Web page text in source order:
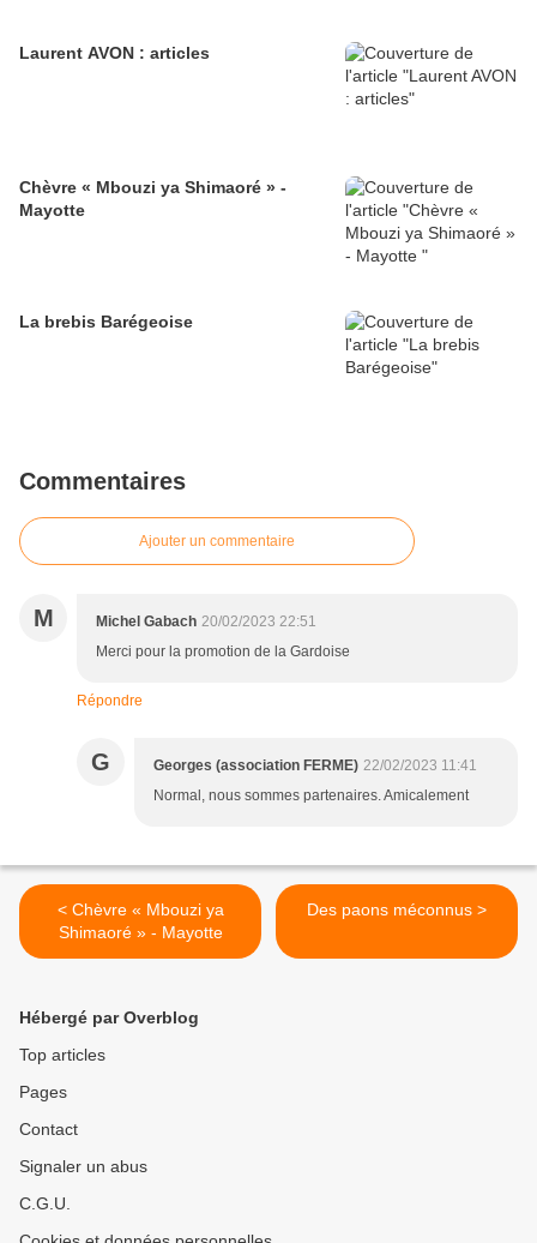
Laurent AVON : articles
Chèvre « Mbouzi ya Shimaoré » -
Mayotte
La brebis Barégeoise
Commentaires
Ajouter un commentaire
M Michel Gabach 20/02/2023 22:51
Merci pour la promotion de la Gardoise
Répondre
G Georges (association FERME) 22/02/2023 11:41
Normal, nous sommes partenaires. Amicalement
< Chèvre « Mbouzi ya
Shimaoré » - Mayotte
Des paons méconnus >
Hébergé par Overblog
Top articles
Pages
Contact
Signaler un abus
C.G.U.